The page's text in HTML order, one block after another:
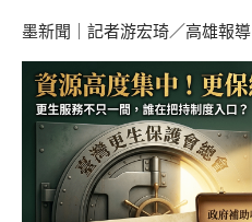
墨新聞 ｜記者游宏琦／高雄報導